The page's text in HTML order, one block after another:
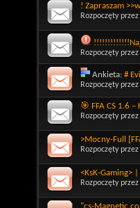
! Zapraszam
Rozpoczęty przez
Rozpoczęty przez
Ankieta: #
Rozpoczęty przez
🎯 FFA CS 1.6
Rozpoczęty przez
>Mocny-Full
Rozpoczęty przez
<KsK-Gaming>
Rozpoczęty przez
"cs-